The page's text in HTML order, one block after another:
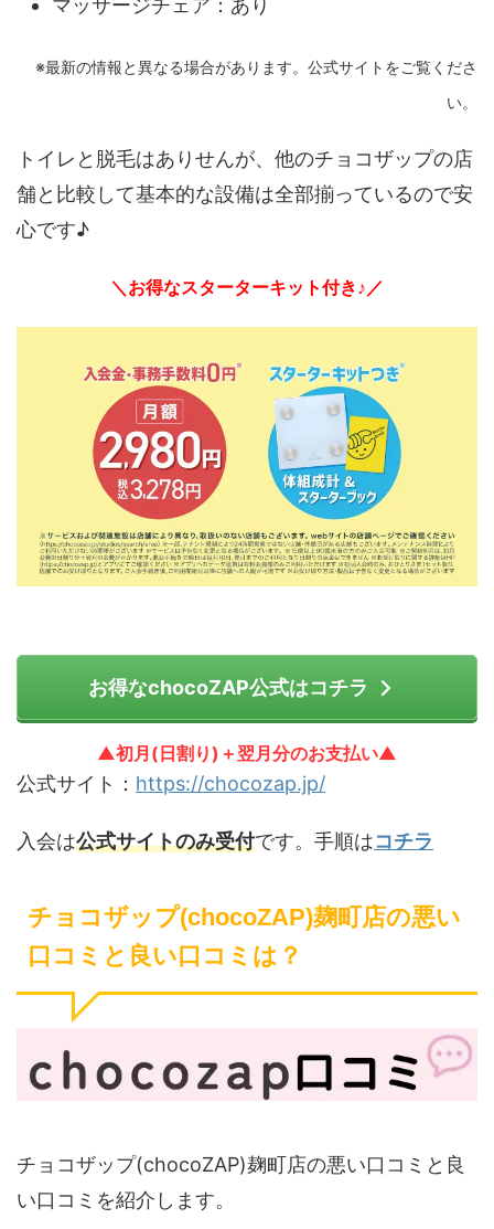
※最新の情報と異なる場合があります。公式サイトをご覧くださ
い。
トイレと脱毛はありせんが、他のチョコザップの店
舗と比較して基本的な設備は全部揃っているので安
心です♪
＼お得なスターターキット付き♪／
お得なchocoZAP公式はコチラ
▲初月(日割り)＋翌月分のお支払い▲
公式サイト： https://chocozap.jp/
入会は公式サイトのみ受付です。手順はコチラ
チョコザップ(chocoZAP)麹町店の悪い
口コミと良い口コミは？
チョコザップ(chocoZAP)麹町店の悪い口コミと良
い口コミを紹介します。